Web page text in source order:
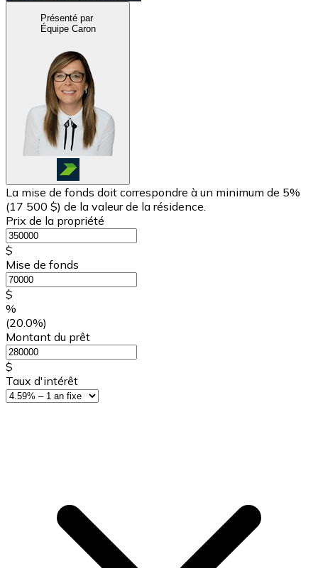
Présenté par
Équipe Caron
La mise de fonds doit correspondre à un minimum de 5%
(17 500 $) de la valeur de la résidence.
Prix de la propriété
$
Mise de fonds
$
%
(20.0%)
Montant du prêt
$
Taux d'intérêt